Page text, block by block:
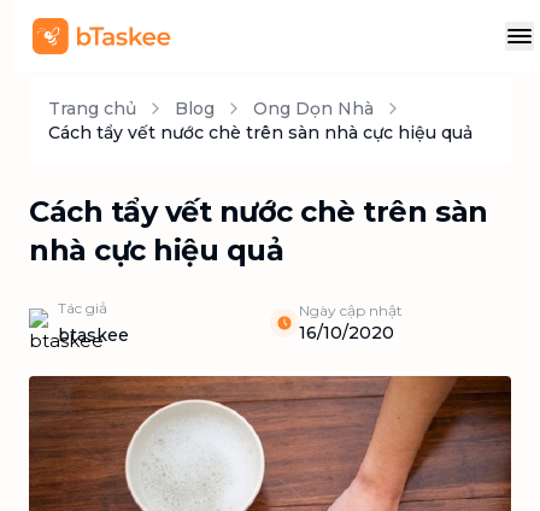
Trang chủ Blog
Ong Dọn Nhà
Cách tẩy vết nước chè trên sàn nhà cực hiệu quả
Cách tẩy vết nước chè trên sàn
nhà cực hiệu quả
Tác giả
btaskee
Ngày cập nhật
16/10/2020